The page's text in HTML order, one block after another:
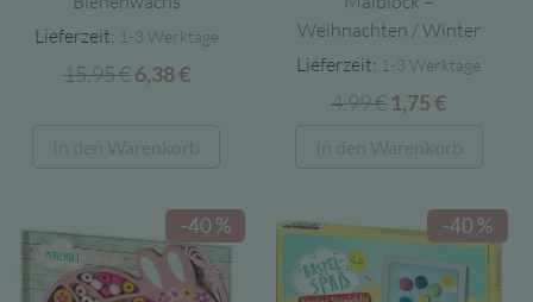
Lieferzeit: 1-3 Werktage
15,95€ Ursprünglicher
war:
15,95 €
6,38€Aktueller
ist:
6,38 €.
In den Warenkorb
Weihnachten / Winter
Lieferzeit: 1-3 Werktage
4,99€ Ursprünglicher
Preis
war:
1,75€
Preis
ist:
In den Warenkorb
-40 % -40 %